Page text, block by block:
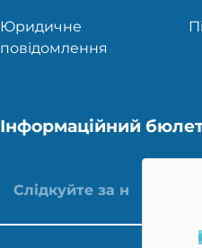
Юридичне
повідомлення
Інформаційний